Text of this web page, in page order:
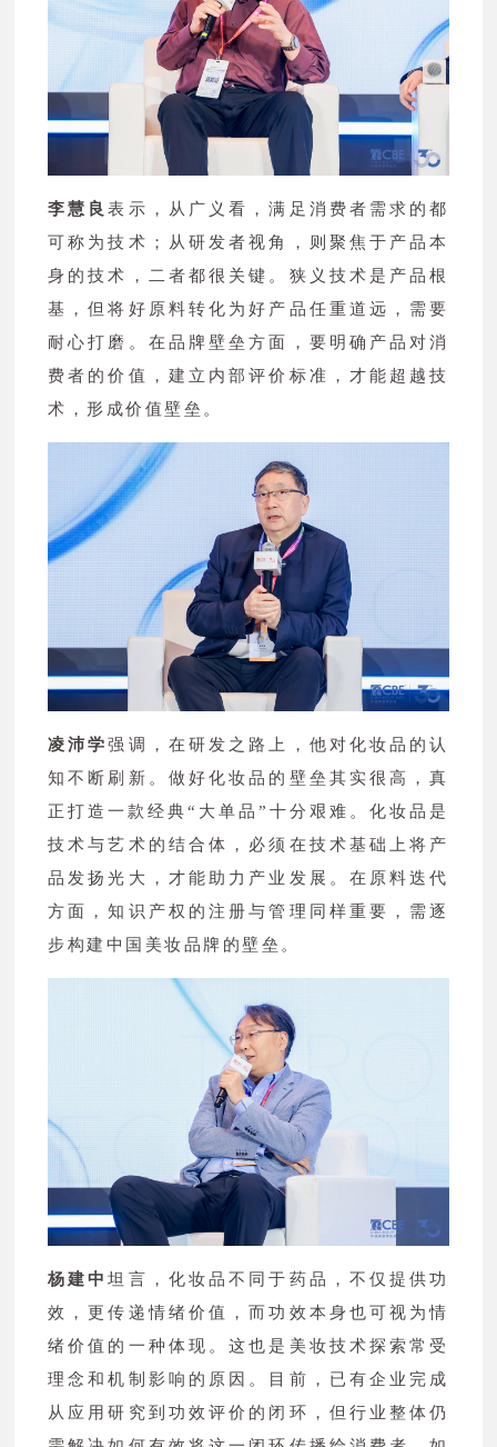
李慧良表示，从广义看，满足消费者需求的都
可称为技术；从研发者视角，则聚焦于产品本
身的技术，二者都很关键。狭义技术是产品根
基，但将好原料转化为好产品任重道远，需要
耐心打磨。在品牌壁垒方面，要明确产品对消
费者的价值，建立内部评价标准，才能超越技
术，形成价值壁垒。
凌沛学强调，在研发之路上，他对化妆品的认
知不断刷新。做好化妆品的壁垒其实很高，真
正打造一款经典“大单品”十分艰难。化妆品是
技术与艺术的结合体，必须在技术基础上将产
品发扬光大，才能助力产业发展。在原料迭代
方面，知识产权的注册与管理同样重要，需逐
步构建中国美妆品牌的壁垒。
杨建中坦言，化妆品不同于药品，不仅提供功
效，更传递情绪价值，而功效本身也可视为情
绪价值的一种体现。这也是美妆技术探索常受
理念和机制影响的原因。目前，已有企业完成
从应用研究到功效评价的闭环，但行业整体仍